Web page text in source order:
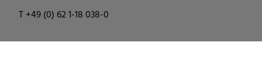
T +49 (0) 62 1-18 038-0